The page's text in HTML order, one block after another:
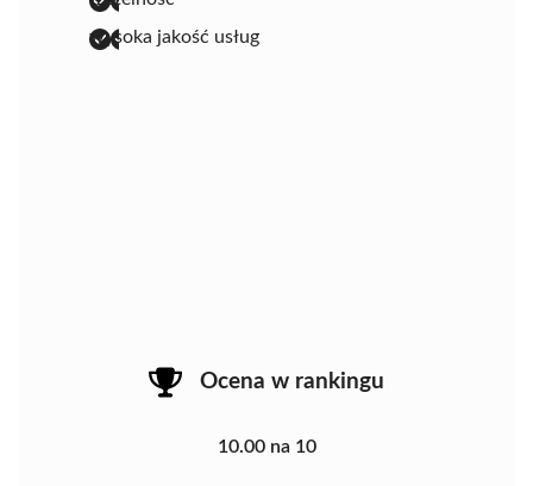
wysoka jakość usług
Ocena w rankingu
10.00 na 10